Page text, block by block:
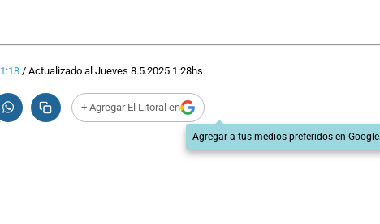
1:18/ Actualizado al Jueves 8.5.2025 1:28hs
+ Agregar El Litoral en
Agregar a tus medios preferidos en Google